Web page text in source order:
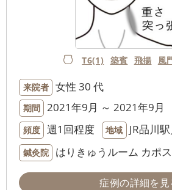
T6(1) 築賓 飛揚 風
来院者 女性 30 代
期間 2021年9月 ～ 2021年9月
頻度 週1回程度 地域 JR品川
鍼灸院 はりきゅうルーム カポス
症例の詳細を見